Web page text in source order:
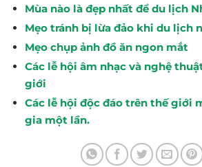
Mùa nào là đẹp nhất để du lịch
Mẹo tránh bị lừa đảo khi du lịch
Mẹo chụp ảnh đồ ăn ngon mắt
Các lễ hội âm nhạc và nghệ
giới
Các lễ hội độc đáo trên thế giới
gia một lần.